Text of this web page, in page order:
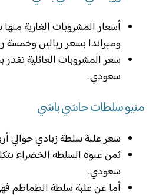
أسعار المشروبات الغازية
وميراندا بسعر ريالين
سعر المشروبات العائلية تقدر
سعودي.
منيو سلطات حاشي باشي
سعر علبة سلطة زبادي حوالي
ثمن عبوة السلطة الخضراء
سعودي.
أما عن علبة سلطة الطماطم